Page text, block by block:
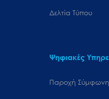
Δελτία Τύπου
Ψηφιακές
Παροχή